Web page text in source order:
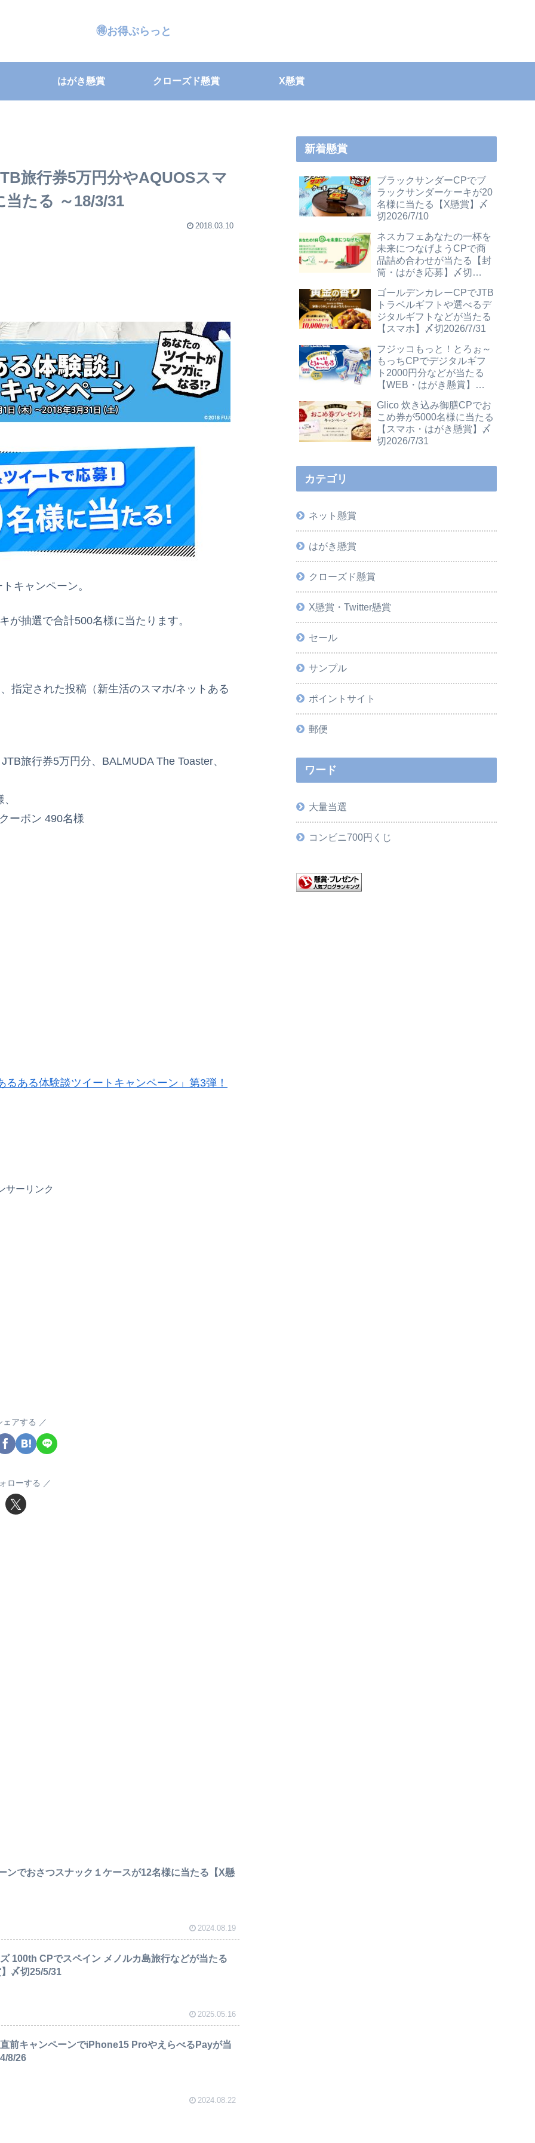
🉐お得ぷらっと
はがき懸賞 クローズド懸賞 X懸賞
旅行券5万円分やAQUOSスマ
たる ～18/3/31
2018.03.10
キャンペーン。
が抽選で合計500名様に当たります。
指定された投稿（新生活のスマホ/ネットある
旅行券5万円分、BALMUDA The Toaster、
ーポン 490名様
ある体験談ツイートキャンペーン」第3弾！
サーリンク
ェアする
ローする
ンでおさつスナック１ケースが12名様に当たる【X懸
2024.08.19
100th CPでスペイン メノルカ島旅行などが当たる
〆切25/5/31
2025.05.16
前キャンペーンでiPhone15 ProやえらべるPayが当
8/26
2024.08.22
新着懸賞
ブラックサンダーCPでブ
ラックサンダーケーキが20
名様に当たる【X懸賞】〆
切2026/7/10
ネスカフェあなたの一杯を
未来につなげようCPで商
品詰め合わせが当たる【封
筒・はがき応募】〆切
ゴールデンカレーCPでJTB
トラベルギフトや選べるデ
ジタルギフトなどが当たる
【スマホ】〆切2026/7/31
フジッコもっと！とろぉ～
もっちCPでデジタルギフ
ト2000円分などが当たる
【WEB・はがき懸賞】〆
Glico 炊き込み御膳CPでお
こめ券が5000名様に当たる
【スマホ・はがき懸賞】〆
切2026/7/31
カテゴリ
ネット懸賞
はがき懸賞
クローズド懸賞
X懸賞・Twitter懸賞
セール
サンプル
ポイントサイト
郵便
ワード
大量当選
コンビニ700円くじ